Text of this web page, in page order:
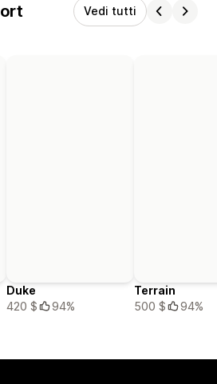
Vedi tutti
Duke
420 $
94%
Terrain
500 $
94%